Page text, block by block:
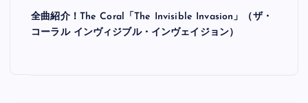
全曲紹介！The Coral「The Invisible Invasion」（ザ・
コーラル インヴィジブル・インヴェイジョン）